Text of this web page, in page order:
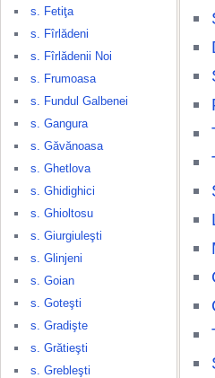
s. Fetiţa
s. Fîrlădeni
s. Fîrlădenii Noi
s. Frumoasa
s. Fundul Galbenei
s. Gangura
s. Găvănoasa
s. Ghetlova
s. Ghidighici
s. Ghioltosu
s. Giurgiuleşti
s. Glinjeni
s. Goian
s. Goteşti
s. Gradişte
s. Grătieşti
s. Grebleşti